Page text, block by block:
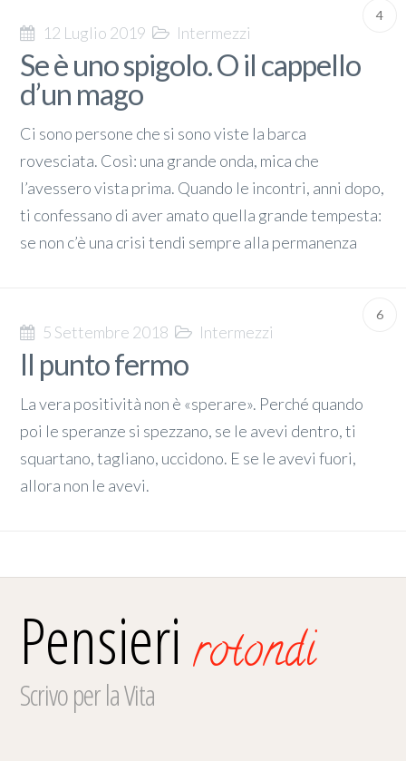
4
12 Luglio 2019 Intermezzi
Se è uno spigolo. O il cappello
d’un mago
Ci sono persone che si sono viste la barca
rovesciata. Così: una grande onda, mica che
l’avessero vista prima. Quando le incontri, anni dopo,
ti confessano di aver amato quella grande tempesta:
se non c’è una crisi tendi sempre alla permanenza
6
5 Settembre 2018 Intermezzi
Il punto fermo
La vera positività non è «sperare». Perché quando
poi le speranze si spezzano, se le avevi dentro, ti
squartano, tagliano, uccidono. E se le avevi fuori,
allora non le avevi.
Pensierirotondi
Scrivo per la Vita